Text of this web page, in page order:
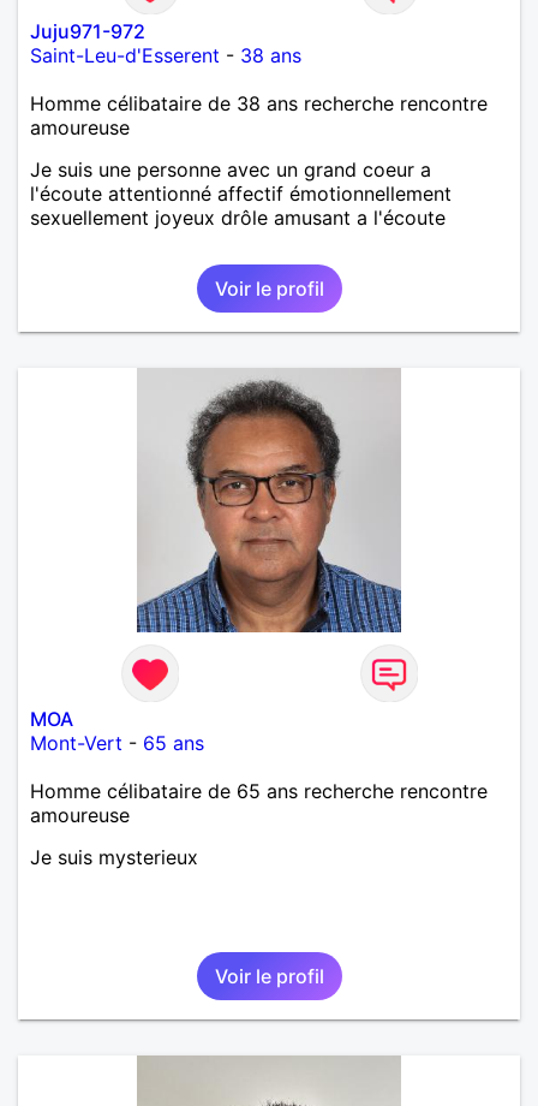
Juju971-972
Saint-Leu-d'Esserent - 38 ans
Homme célibataire de 38 ans recherche rencontre
amoureuse
Je suis une personne avec un grand coeur a
l'écoute attentionné affectif émotionnellement
sexuellement joyeux drôle amusant a l'écoute
Voir le profil
MOA
Mont-Vert - 65 ans
Homme célibataire de 65 ans recherche rencontre
amoureuse
Je suis mysterieux
Voir le profil